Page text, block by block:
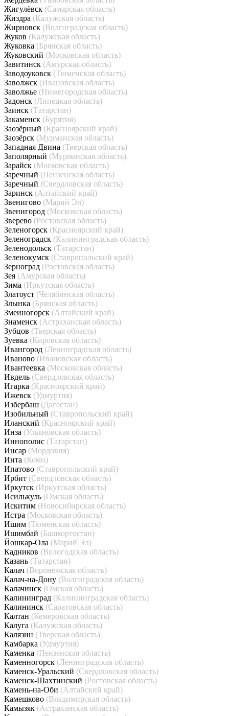
Жигулёвск (Самарская область)
Жиздра (Калужская область)
Жирновск (Волгоградская область)
Жуков (Калужская область)
Жуковка (Брянская область)
Жуковский (Московская область)
Завитинск (Амурская область)
Заводоуковск (Тюменская область)
Заволжск (Ивановская область)
Заволжье (Нижегородская область)
Задонск (Липецкая область)
Заинск (Татарстан)
Закаменск (Бурятия)
Заозёрный (Красноярский край)
Заозёрск (Мурманская область)
Западная Двина (Тверская область)
Заполярный (Мурманская область)
Зарайск (Московская область)
Заречный (Пензенская область)
Заречный (Свердловская область)
Заринск (Алтайский край)
Звенигово (Марий Эл)
Звенигород (Московская область)
Зверево (Ростовская область)
Зеленогорск (Красноярский край)
Зеленоградск (Калининградская область)
Зеленодольск (Татарстан)
Зеленокумск (Ставропольский край)
Зерноград (Ростовская область)
Зея (Амурская область)
Зима (Иркутская область)
Златоуст (Челябинская область)
Злынка (Брянская область)
Змеиногорск (Алтайский край)
Знаменск (Астраханская область)
Зубцов (Тверская область)
Зуевка (Кировская область)
Ивангород (Ленинградская область)
Иваново (Ивановская область)
Ивантеевка (Московская область)
Ивдель (Свердловская область)
Игарка (Красноярский край)
Ижевск (Удмуртия)
Избербаш (Дагестан)
Изобильный (Ставропольский край)
Иланский (Красноярский край)
Инза (Ульяновская область)
Иннополис (Татарстан)
Инсар (Мордовия)
Инта (Коми)
Ипатово (Ставропольский край)
Ирбит (Свердловская область)
Иркутск (Иркутская область)
Исилькуль (Омская область)
Искитим (Новосибирская область)
Истра (Московская область)
Ишим (Тюменская область)
Ишимбай (Башкортостан)
Йошкар-Ола (Марий Эл)
Кадников (Вологодская область)
Казань (Татарстан)
Калач (Воронежская область)
Калач-на-Дону (Волгоградская область)
Калачинск (Омская область)
Калининград (Калининградская область)
Калининск (Саратовская область)
Калтан (Кемеровская область)
Калуга (Калужская область)
Калязин (Тверская область)
Камбарка (Удмуртия)
Каменка (Пензенская область)
Каменногорск (Ленинградская область)
Каменск-Уральский (Свердловская область)
Каменск-Шахтинский (Ростовская область)
Камень-на-Оби (Алтайский край)
Камешково (Владимирская область)
Камызяк (Астраханская область)